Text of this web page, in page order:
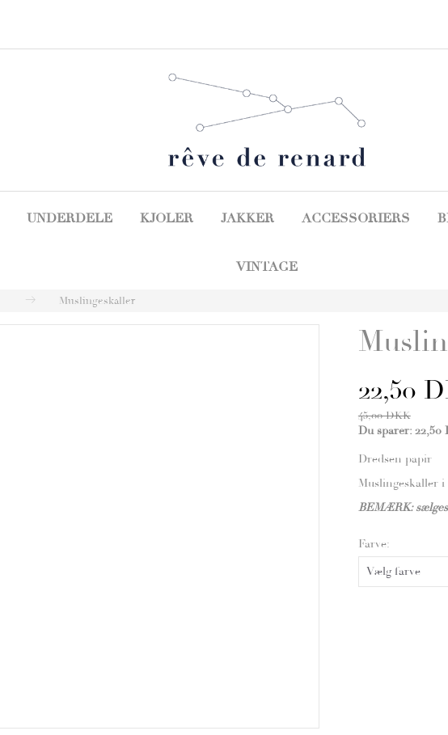
UNDERDELE KJOLER JAKKER ACCESSORIERS
VINTAGE
Muslingeskaller
22,50
45,00 DKK
Du sparer: 22,50
Dredsen papir
Muslingeskaller
BEMÆRK:
Farve: